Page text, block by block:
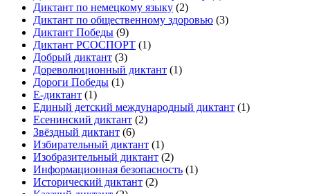
Диктант по немецкому языку (2)
Диктант по общественному здоровью (3)
Диктант Победы (9)
Диктант РСОСПОРТ (1)
Добрый диктант (3)
Дореволюционный диктант (1)
Дороги Победы (1)
Е-диктант (1)
Единый детский международный диктант (1)
Есенинский диктант (2)
Звёздный диктант (6)
Избирательный диктант (1)
Изобразительный диктант (2)
Информационная безопасность (1)
Исторический диктант (2)